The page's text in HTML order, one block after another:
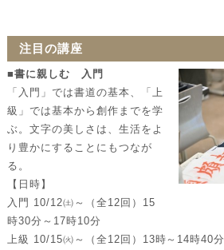
注目の講座
■書に親しむ 入門
「入門」では書道の基本、「上
級」では基本から創作までを学
ぶ。文字の美しさは、生活をよ
り豊かにすることにもつなが
る。
【日時】
入門 10/12㈯～（全12回）15
時30分～17時10分
上級 10/15㈫～（全12回）13時～14時40分